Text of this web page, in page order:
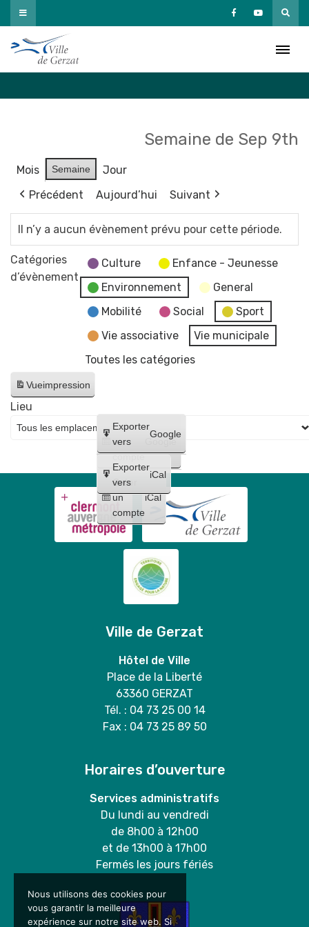
Passer
au
contenu
Semaine de Sep 9th
Mois Semaine
Jour
Précédent
Aujourd’hui Suivant
Il n’y a aucun évènement prévu pour cette période.
Catégories
d’évènement
Culture
Enfance - Jeunesse
Environnement
General
Mobilité
Social
Sport
Vie associative
Vie municipale
Toutes les catégories
Vueimpression
Créer
un
compte
Google
Créer
un
compte
iCal
Exporter
vers
Google
Exporter
vers
iCal
Lieu
Ville de Gerzat
Hôtel de Ville
Place de la Liberté
63360 GERZAT
Tél. : 04 73 25 00 14
Fax : 04 73 25 89 50
Horaires d’ouverture
Services administratifs
Du lundi au vendredi
de 8h00 à 12h00
et de 13h00 à 17h00
Fermés les jours fériés
Nous utilisons des cookies pour
vous garantir la meilleure
expérience sur notre site web. Si